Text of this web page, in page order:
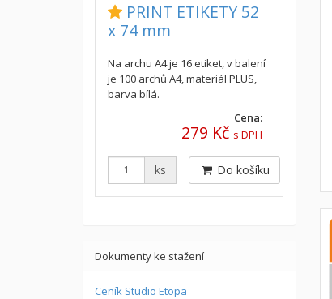
PRINT ETIKETY 52
x 74 mm
Na archu A4 je 16 etiket, v balení
je 100 archů A4, materiál PLUS,
barva bílá.
Cena:
279 Kč s DPH
ks Do košíku
Dokumenty ke stažení
Ceník Studio Etopa